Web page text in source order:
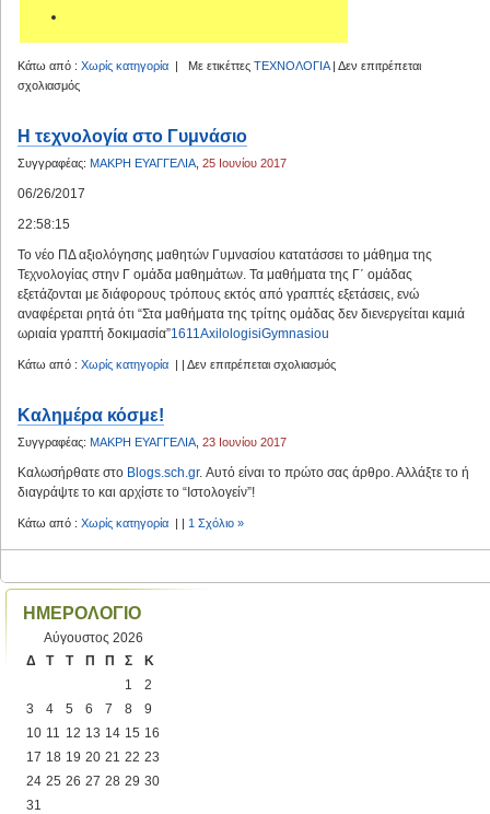
Κάτω από : Χωρίς κατηγορία | Με ετικέττες ΤΕΧΝΟΛΟΓΙΑ| Δεν επιτρέπεται
σχολιασμόςστο
ΓΥΜΝΑΣΙΟΥ
Η τεχνολογία στο Γυμνάσιο
Συγγραφέας: ΜΑΚΡΗ ΕΥΑΓΓΕΛΙΑ 25 Ιουνίου 2017
06/26/2017
22:58:15
Το νέο ΠΔ αξιολόγησης μαθητών Γυμνασίου κατατάσσει το μάθημα της
Τεχνολογίας στην Γ ομάδα μαθημάτων. Τα μαθήματα της Γ΄ ομάδας
εξετάζονται με διάφορους τρόπους εκτός από γραπτές εξετάσεις, ενώ
αναφέρεται ρητά ότι “Στα μαθήματα της τρίτης ομάδας δεν διενεργείται καμιά
ωριαία γραπτή δοκιμασία”1611AxilologisiGymnasiou
Κάτω από : Χωρίς κατηγορία | | Δεν επιτρέπεται σχολιασμόςστο
Καλημέρα κόσμε!
Συγγραφέας: ΜΑΚΡΗ ΕΥΑΓΓΕΛΙΑ 23 Ιουνίου 2017
Καλωσήρθατε στο Blogs.sch.gr. Αυτό είναι το πρώτο σας άρθρο. Αλλάξτε το ή
διαγράψτε το και αρχίστε το “Ιστολογείν”!
Κάτω από : Χωρίς κατηγορία | | 1 Σχόλιο »
ΗΜΕΡΟΛΟΓΙΟ
Αύγουστος 2026
Δ
Τ Τ Π Π Σ
Κ
1
2
3
4 5 6 7 8
9
10 11 12 13 14 15 16
17 18 19 20 21 22 23
24 25 26 27 28 29 30
31